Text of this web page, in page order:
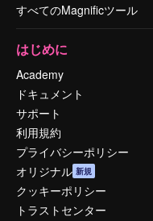
すべてのMagnificツール
はじめに
Academy
ドキュメント
サポート
利用規約
プライバシーポリシー
オリジナル 新規
クッキーポリシー
トラストセンター